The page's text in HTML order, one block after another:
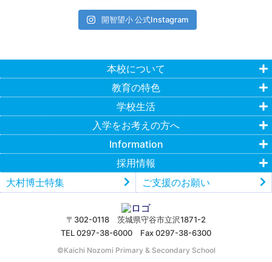
開智望小 公式Instagram
〒302-0118 茨城県守谷市立沢1871-2
TEL 0297-38-6000 Fax 0297-38-6300
本校について
教育の特色
学校生活
入学をお考えの方へ
Information
採用情報
大村博士特集
ご支援のお願い
©︎Kaichi Nozomi Primary & Secondary School